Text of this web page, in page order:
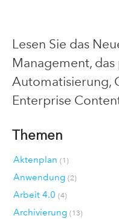
Lesen Sie das
Management,
Automatisierung,
Enterprise
Themen
Aktenplan (1)
Anwendung (2)
Arbeit 4.0 (4)
Archivierung (13)